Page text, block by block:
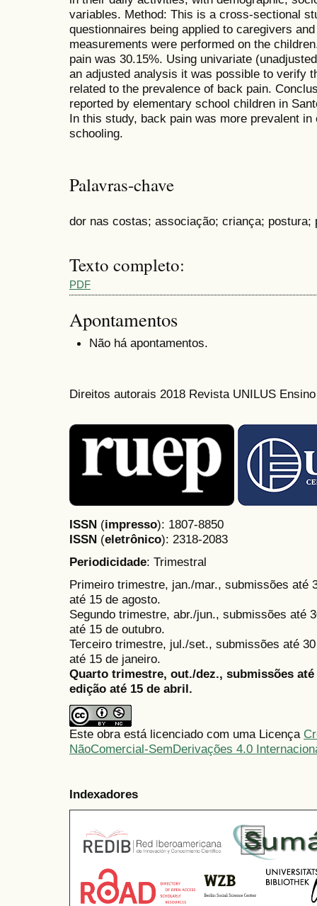
variables. Method: This is a cross-sectional
questionnaires being applied to caregivers
measurements were performed on the
pain was 30.15%. Using univariate
an adjusted analysis it was possible to verify
related to the prevalence of back pain.
reported by elementary school children in
In this study, back pain was more prevalent
schooling.
Palavras-chave
dor nas costas; associação; criança; postura;
Texto completo:
PDF
Apontamentos
Não há apontamentos.
Direitos autorais 2018 Revista UNILUS
ISSN (impresso): 1807-8850
ISSN (eletrônico): 2318-2083
Periodicidade: Trimestral
Primeiro trimestre, jan./mar., submissões até
até 15 de agosto.
Segundo trimestre, abr./jun., submissões até
até 15 de outubro.
Terceiro trimestre, jul./set., submissões até
até 15 de janeiro.
Quarto trimestre, out./dez., submissões
edição até 15 de abril.
Este obra está licenciado com uma Licença
NãoComercial-SemDerivações 4.0
Indexadores